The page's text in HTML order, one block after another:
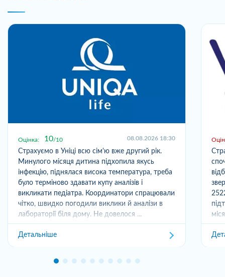
Оцінка: 10 10 08.08.2026 18:30
Страхуємо в Уніці всю сім'ю вже другий рік.
Минулого місяця дитина підхопила якусь
інфекцію, піднялася висока температура, треба
було терміново здавати купу аналізів і
викликати педіатра. Координатори спрацювали
чітко, швидко погодили виклики й аналізи в
лабораторії біля дому. Не довелося ...
Детальніше